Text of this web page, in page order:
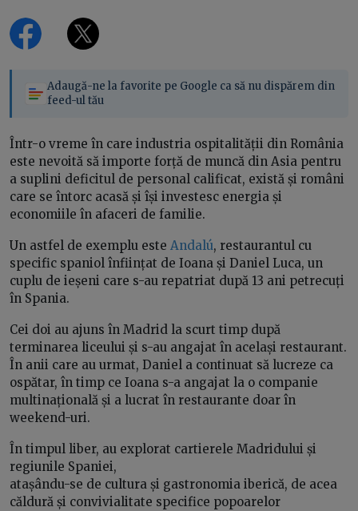
Adaugă-ne la favorite pe Google ca să nu dispărem din
feed-ul tău
Într-o vreme în care industria ospitalității din România
este nevoită să importe forță de muncă din Asia pentru
a suplini deficitul de personal calificat, există și români
care se întorc acasă și își investesc energia și
economiile în afaceri de familie.
Un astfel de exemplu este Andalú, restaurantul cu
specific spaniol înființat de Ioana și Daniel Luca, un
cuplu de ieșeni care s-au repatriat după 13 ani petrecuți
în Spania.
Cei doi au ajuns în Madrid la scurt timp după
terminarea liceului și s-au angajat în același restaurant.
În anii care au urmat, Daniel a continuat să lucreze ca
ospătar, în timp ce Ioana s-a angajat la o companie
multinațională și a lucrat în restaurante doar în
weekend-uri.
În timpul liber, au explorat cartierele Madridului și
regiunile Spaniei,
atașându-se de cultura și gastronomia iberică, de acea
căldură și convivialitate specifice popoarelor